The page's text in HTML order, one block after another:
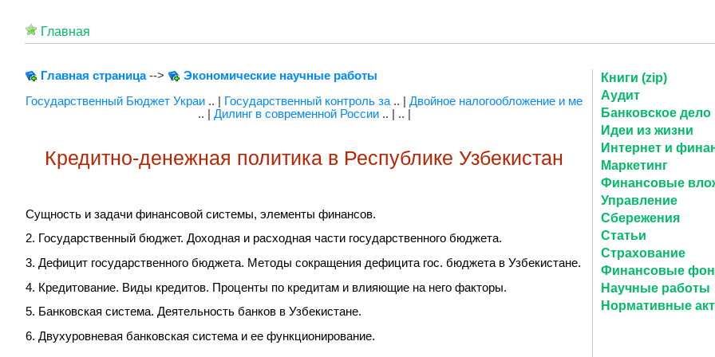
Главная
Главная страница-->
Экономические научные работы
Государственный Бюджет Украи .. | Государственный контроль за .. |Двойное налогообложение и ме
.. | Дилинг в современной России.. | .. |
Кредитно-денежная политика в Республике Узбекистан
Сущность и задачи финансовой системы, элементы финансов.
2. Государственный бюджет. Доходная и расходная части государственного бюджета.
3. Дефицит государственного бюджета. Методы сокращения дефицита гос. бюджета в Узбекистане.
4. Кредитование. Виды кредитов. Проценты по кредитам и влияющие на него факторы.
5. Банковская система. Деятельность банков в Узбекистане.
6. Двухуровневая банковская система и ее функционирование.
Книги (zip)
Аудит
Банковское дело
Идеи из жизни
Интернет и
Маркетинг
Финансовые
Управление
Сбережения
Статьи
Страхование
Финансовые
Научные работы
Нормативные